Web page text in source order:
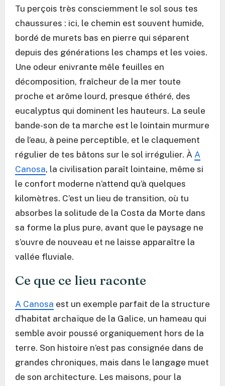
Tu perçois très consciemment le sol sous tes
chaussures : ici, le chemin est souvent humide,
bordé de murets bas en pierre qui séparent
depuis des générations les champs et les voies.
Une odeur enivrante mêle feuilles en
décomposition, fraîcheur de la mer toute
proche et arôme lourd, presque éthéré, des
eucalyptus qui dominent les hauteurs. La seule
bande-son de ta marche est le lointain murmure
de l’eau, à peine perceptible, et le claquement
régulier de tes bâtons sur le sol irrégulier. À A
Canosa, la civilisation paraît lointaine, même si
le confort moderne n’attend qu’à quelques
kilomètres. C’est un lieu de transition, où tu
absorbes la solitude de la Costa da Morte dans
sa forme la plus pure, avant que le paysage ne
s’ouvre de nouveau et ne laisse apparaître la
vallée fluviale.
Ce que ce lieu raconte
A Canosa est un exemple parfait de la structure
d’habitat archaïque de la Galice, un hameau qui
semble avoir poussé organiquement hors de la
terre. Son histoire n’est pas consignée dans de
grandes chroniques, mais dans le langage muet
de son architecture. Les maisons, pour la